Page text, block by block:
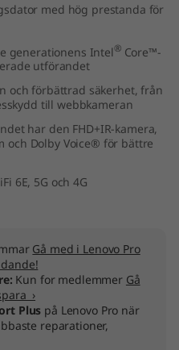
med hög prestanda för
generationens Intel® Core™-
utförandet
och förbättrad säkerhet, från
till webbkameran
har den FHD+IR-kamera,
och Dolby Voice® för bättre
6E, 5G och 4G
Gå med i Lenovo Pro
Kun for medlemmer Gå
›
Plus på Lenovo Pro när
reparationer,